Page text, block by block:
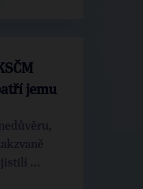
jemu
...